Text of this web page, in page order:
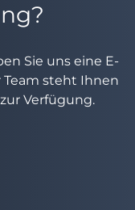
Sie uns eine E-
Team steht Ihnen
Verfügung.